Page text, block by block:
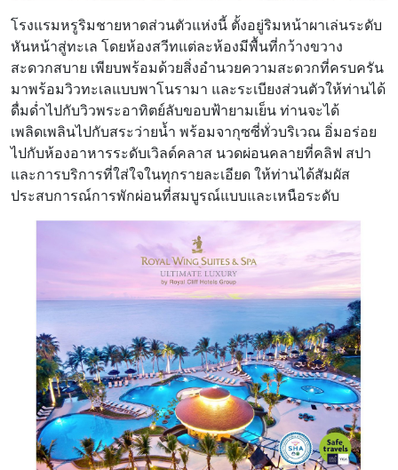
โรงแรมหรูริมชายหาดส่วนตัวแห่งนี้ ตั้งอยู่ริมหน้าผาเล่นระดับ
หันหน้าสู่ทะเล โดยห้องสวีทแต่ละห้องมีพื้นที่กว้างขวาง
สะดวกสบาย เพียบพร้อมด้วยสิ่งอำนวยความสะดวกที่ครบครัน
มาพร้อมวิวทะเลแบบพาโนรามา และระเบียงส่วนตัวให้ท่านได้
ดื่มด่ำไปกับวิวพระอาทิตย์ลับขอบฟ้ายามเย็น ท่านจะได้
เพลิดเพลินไปกับสระว่ายน้ำ พร้อมจากุซซี่ทั่วบริเวณ อิ่มอร่อย
ไปกับห้องอาหารระดับเวิลด์คลาส นวดผ่อนคลายที่คลิฟ สปา
และการบริการที่ใส่ใจในทุกรายละเอียด ให้ท่านได้สัมผัส
ประสบการณ์การพักผ่อนที่สมบูรณ์แบบและเหนือระดับ